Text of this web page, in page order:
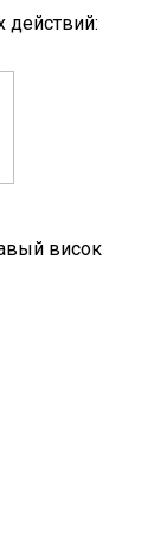
действий:
висок